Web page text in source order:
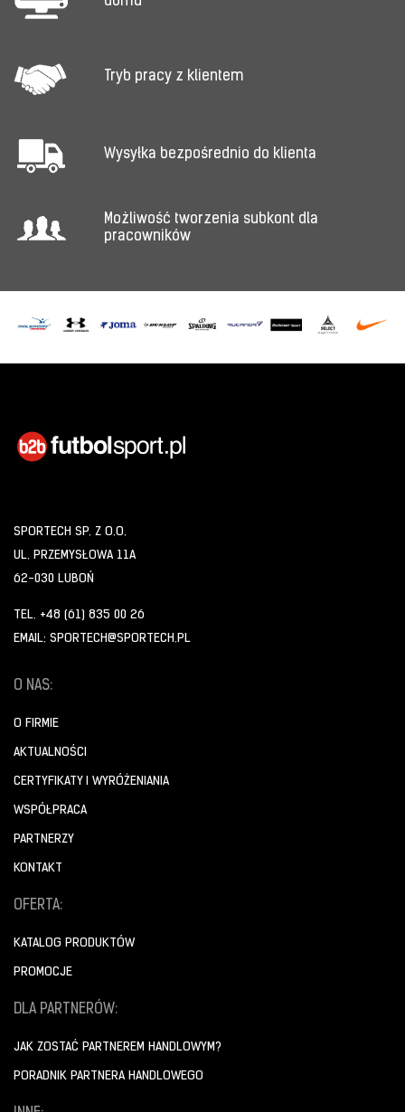
Tryb pracy z klientem
Wysyłka bezpośrednio do klienta
Możliwość tworzenia subkont dla
pracowników
SPORTECH SP. Z O.O.
UL. PRZEMYSŁOWA 11A
62-030 LUBOŃ
TEL. +48 (61) 835 00 26
EMAIL: SPORTECH@SPORTECH.PL
O NAS:
O FIRMIE
AKTUALNOŚCI
CERTYFIKATY I WYRÓŻENIANIA
WSPÓŁPRACA
PARTNERZY
KONTAKT
OFERTA:
KATALOG PRODUKTÓW
PROMOCJE
DLA PARTNERÓW:
JAK ZOSTAĆ PARTNEREM HANDLOWYM?
PORADNIK PARTNERA HANDLOWEGO